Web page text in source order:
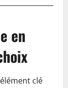
en
clé